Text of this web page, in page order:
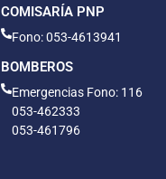
COMISARÍA PNP
Fono: 053-4613941
BOMBEROS
Emergencias Fono: 116
053-462333
053-461796